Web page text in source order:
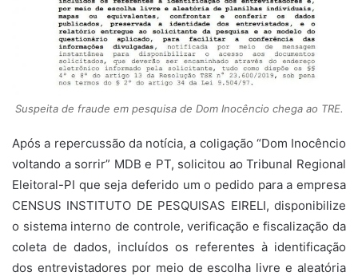
Suspeita de fraude em pesquisa de Dom Inocêncio chega ao TRE.
Após a repercussão da notícia, a coligação “Dom Inocêncio
voltando a sorrir” MDB e PT, solicitou ao Tribunal Regional
Eleitoral-PI que seja deferido um o pedido para a empresa
CENSUS INSTITUTO DE PESQUISAS EIRELI, disponibilize
o sistema interno de controle, verificação e fiscalização da
coleta de dados, incluídos os referentes à identificação
dos entrevistadores por meio de escolha livre e aleatória